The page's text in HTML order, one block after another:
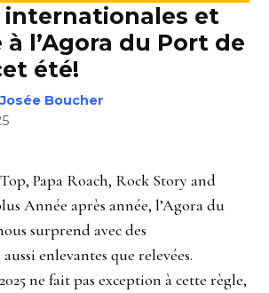
internationales et
l’Agora du Port de
été!
Boucher
Papa Roach, Rock Story and
Année après année, l’Agora du
surprend avec des
enlevantes que relevées.
ne fait pas exception à cette règle,